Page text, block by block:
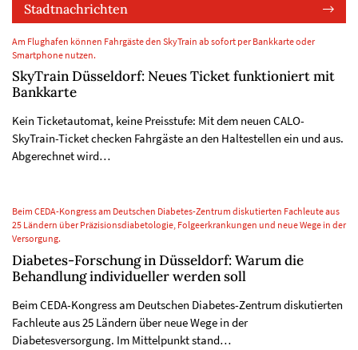
Stadtnachrichten
Am Flughafen können Fahrgäste den SkyTrain ab sofort per Bankkarte oder
Smartphone nutzen.
SkyTrain Düsseldorf: Neues Ticket funktioniert mit
Bankkarte
Kein Ticketautomat, keine Preisstufe: Mit dem neuen CALO-
SkyTrain-Ticket checken Fahrgäste an den Haltestellen ein und aus.
Abgerechnet wird…
Beim CEDA-Kongress am Deutschen Diabetes-Zentrum diskutierten Fachleute aus
25 Ländern über Präzisionsdiabetologie, Folgeerkrankungen und neue Wege in der
Versorgung.
Diabetes-Forschung in Düsseldorf: Warum die
Behandlung individueller werden soll
Beim CEDA-Kongress am Deutschen Diabetes-Zentrum diskutierten
Fachleute aus 25 Ländern über neue Wege in der
Diabetesversorgung. Im Mittelpunkt stand…